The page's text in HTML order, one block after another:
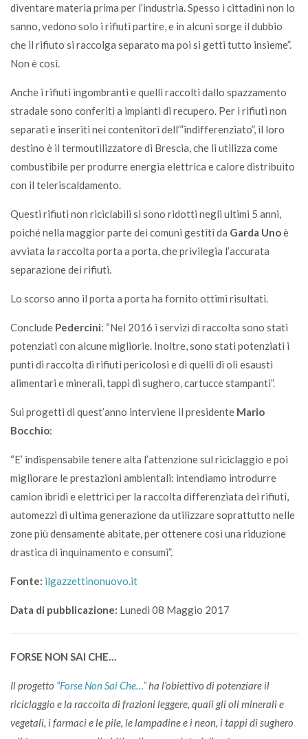
diventare materia prima per l’industria. Spesso i cittadini non lo
sanno, vedono solo i rifiuti partire, e in alcuni sorge il dubbio
che il rifiuto si raccolga separato ma poi si getti tutto insieme”.
Non è cosi.
Anche i rifiuti ingombranti e quelli raccolti dallo spazzamento
stradale sono conferiti a impianti di recupero. Per i rifiuti non
separati e inseriti nei contenitori dell’”indifferenziato”, il loro
destino è il termoutilizzatore di Brescia, che li utilizza come
combustibile per produrre energia elettrica e calore distribuito
con il teleriscaldamento.
Questi rifiuti non riciclabili si sono ridotti negli ultimi 5 anni,
poiché nella maggior parte dei comuni gestiti da Garda Unoè
avviata la raccolta porta a porta, che privilegia l’accurata
separazione dei rifiuti.
Lo scorso anno il porta a porta ha fornito ottimi risultati.
Conclude Pedercini: “Nel 2016 i servizi di raccolta sono stati
potenziati con alcune migliorie. Inoltre, sono stati potenziati i
punti di raccolta di rifiuti pericolosi e di quelli di oli esausti
alimentari e minerali, tappi di sughero, cartucce stampanti”.
Sui progetti di quest’anno interviene il presidente Mario
Bocchio:
“E’ indispensabile tenere alta l’attenzione sul riciclaggio e poi
migliorare le prestazioni ambientali: intendiamo introdurre
camion ibridi e elettrici per la raccolta differenziata dei rifiuti,
automezzi di ultima generazione da utilizzare soprattutto nelle
zone più densamente abitate, per ottenere così una riduzione
drastica di inquinamento e consumi”.
Fonte: ilgazzettinonuovo.it
Data di pubblicazione: Lunedi 08 Maggio 2017
FORSE NON SAI CHE…
Il progetto “Forse Non Sai Che…”ha l’obiettivo di potenziare il
riciclaggio e la raccolta di frazioni leggere, quali gli oli minerali e
vegetali, i farmaci e le pile, le lampadine e i neon, i tappi di sughero